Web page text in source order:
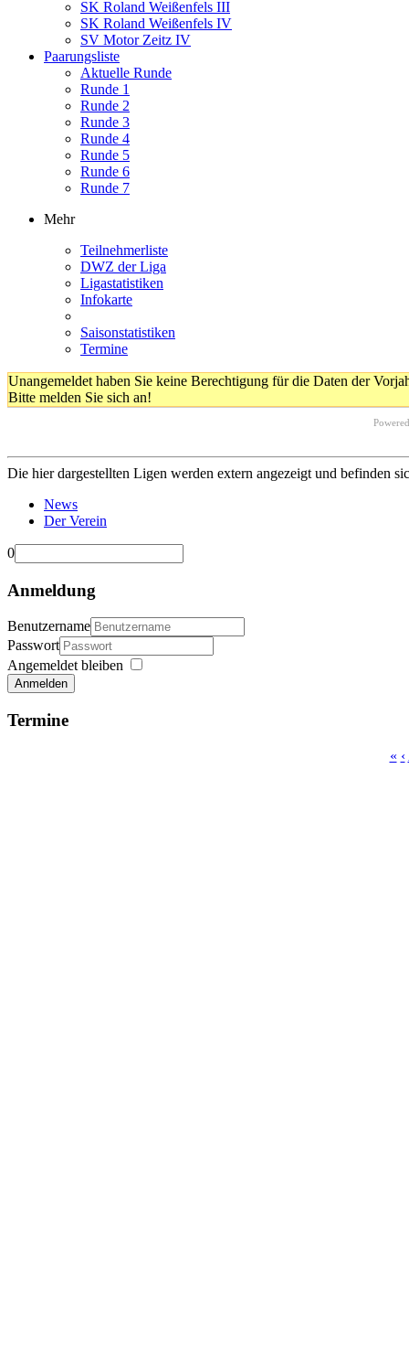
SK Roland Weißenfels III
SK Roland Weißenfels IV
SV Motor Zeitz IV
Paarungsliste
Aktuelle Runde
Runde 1
Runde 2
Runde 3
Runde 4
Runde 5
Runde 6
Runde 7
Mehr
Teilnehmerliste
DWZ der Liga
Ligastatistiken
Infokarte
Saisonstatistiken
Termine
Unangemeldet haben Sie keine Berechtigung für die Daten der
Bitte melden Sie sich an!
Die hier dargestellten Ligen werden extern angezeigt und befinden
News
Der Verein
0
Anmeldung
Benutzername
Passwort
Angemeldet bleiben
Anmelden
Termine
« ‹